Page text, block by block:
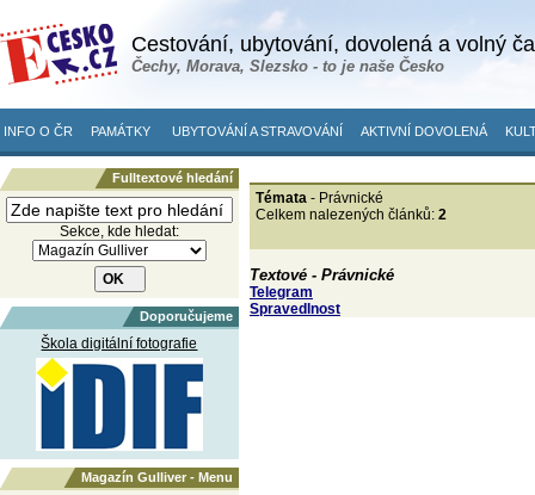
Cestování, ubytování, dovolená a volný
Čechy, Morava, Slezsko - to je naše Česko
INFO O ČR PAMÁTKY UBYTOVÁNÍ A STRAVOVÁNÍ AKTIVNÍ DOVOLENÁ
Fulltextové hledání
Sekce, kde hledat:
Doporučujeme
Škola digitální fotografie
Magazín Gulliver - Menu
Témata - Právnické
Celkem nalezených článků: 2
Textové - Právnické
Telegram
Spravedlnost